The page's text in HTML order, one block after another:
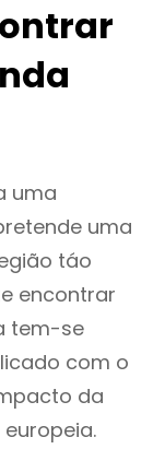
uma
uma
táo
encontrar
tem-se
com o
da